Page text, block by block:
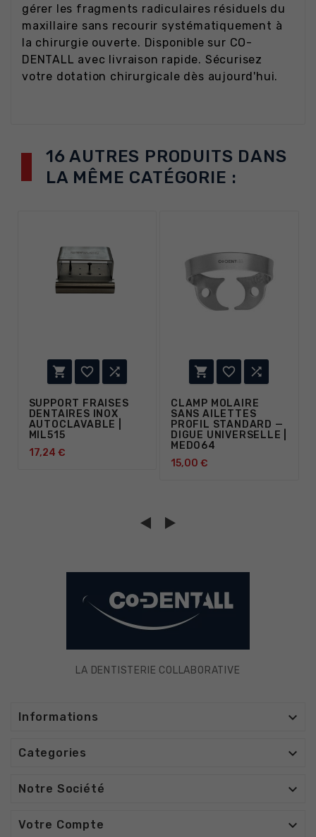
gérer les fragments radiculaires résiduels du
maxillaire sans recourir systématiquement à
la chirurgie ouverte. Disponible sur CO-
DENTALL avec livraison rapide. Sécurisez
votre dotation chirurgicale dès aujourd'hui.
16 AUTRES PRODUITS DANS
LA MÊME CATÉGORIE :
  
SUPPORT FRAISES
DENTAIRES INOX
AUTOCLAVABLE |
MIL515
17,24 €
  
CLAMP MOLAIRE
SANS AILETTES
PROFIL STANDARD —
DIGUE UNIVERSELLE |
MED064
15,00 €
LA DENTISTERIE COLLABORATIVE
Informations 
Categories 
Notre Société 
Votre Compte 